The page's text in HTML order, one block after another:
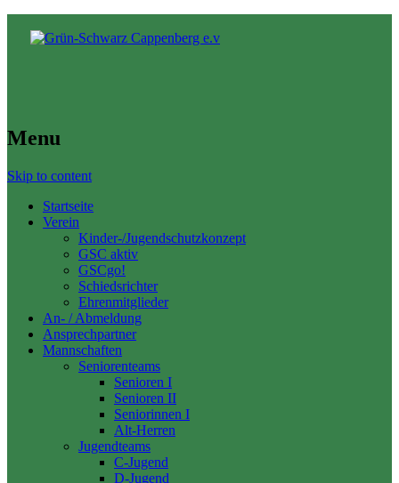
Menu
Skip to content
Startseite
Verein
Kinder-/Jugendschutzkonzept
GSC aktiv
GSCgo!
Schiedsrichter
Ehrenmitglieder
An- / Abmeldung
Ansprechpartner
Mannschaften
Seniorenteams
Senioren I
Senioren II
Seniorinnen I
Alt-Herren
Jugendteams
C-Jugend
D-Jugend